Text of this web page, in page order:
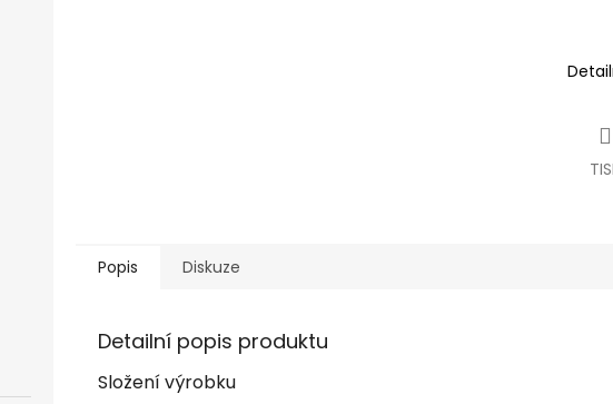
Popis Diskuze
Detailní popis produktu
Složení výrobku